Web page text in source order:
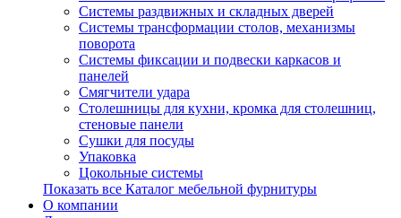
Системы раздвижных и складных дверей
Системы трансформации столов, механизмы
поворота
Системы фиксации и подвески каркасов и
панелей
Смягчители удара
Столешницы для кухни, кромка для столешниц,
стеновые панели
Сушки для посуды
Упаковка
Цокольные системы
Показать все Каталог мебельной фурнитуры
О компании